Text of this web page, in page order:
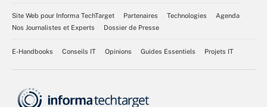
Site Web pour Informa TechTarget Partenaires Technologies
Agenda
Nos Journalistes et Experts
Dossier de Presse
E-Handbooks Conseils IT Opinions Guides Essentiels Projets IT